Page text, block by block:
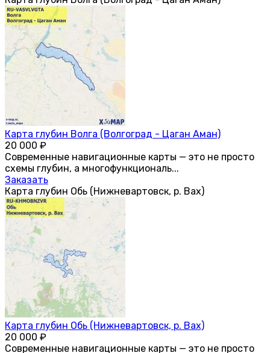
Карта глубин Волга (Волгоград - Цаган Аман)
20 000 ₽
Современные навигационные карты — это не просто
схемы глубин, а многофункциональ...
Заказать
Карта глубин Обь (Нижневартовск, р. Вах)
Карта глубин Обь (Нижневартовск, р. Вах)
20 000 ₽
Современные навигационные карты — это не просто